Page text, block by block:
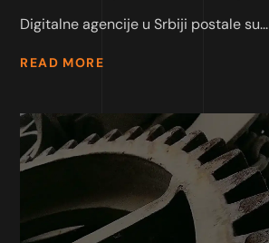
Digitalne agencije u Srbiji postale su...
READ MORE